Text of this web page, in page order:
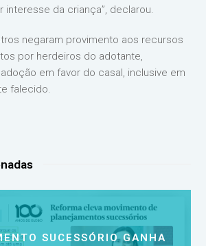
interesse da criança”, declarou.
negaram provimento aos recursos
por herdeiros do adotante,
em favor do casal, inclusive em
falecido.
SUCESSÓRIO GANHA